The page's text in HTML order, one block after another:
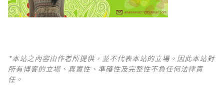
*本站之內容由作者所提供，並不代表本站的立場。因此本站對
所有博客的立場、真實性、準確性及完整性不負任何法律責
任。